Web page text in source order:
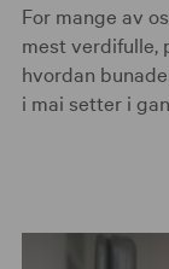
For mange av
mest verdifulle,
hvordan
i mai setter i